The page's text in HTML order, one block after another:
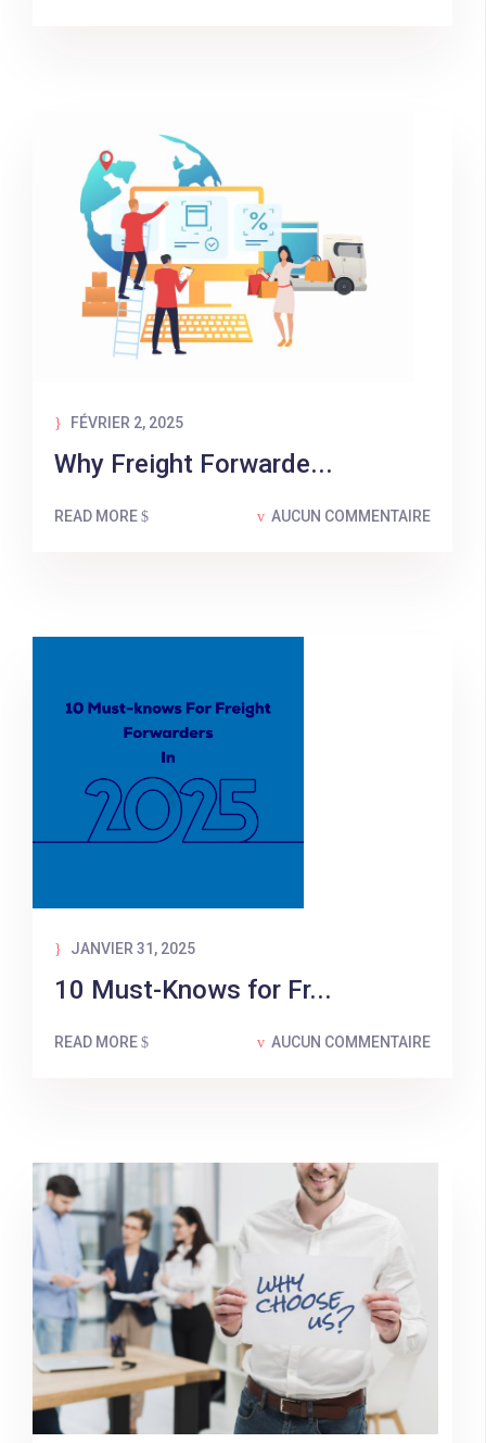
FÉVRIER 2, 2025
Why Freight Forwarde...
READ MORE AUCUN COMMENTAIRE
JANVIER 31, 2025
10 Must-Knows for Fr...
READ MORE AUCUN COMMENTAIRE